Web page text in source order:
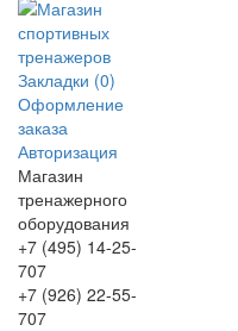
Закладки (0)
Оформление
заказа
Авторизация
Магазин
тренажерного
оборудования
+7 (495) 14-25-
707
+7 (926) 22-55-
707